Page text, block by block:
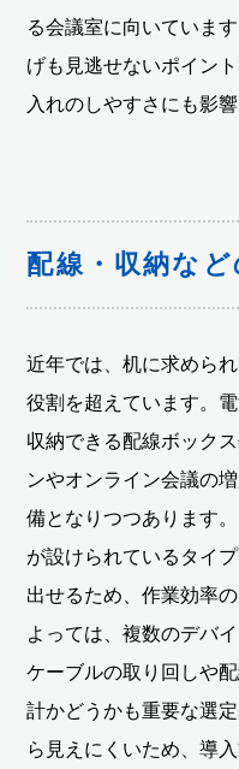
る会議室に向いていま
げも見逃せないポイン
入れのしやすさにも影響
配線・収納など
近年では、机に求めら
役割を超えています。
収納できる配線ボック
ンやオンライン会議の
備となりつつあります
が設けられているタイ
出せるため、作業効率
よっては、複数のデバ
ケーブルの取り回しや
計かどうかも重要な選
ら見えにくいため、導